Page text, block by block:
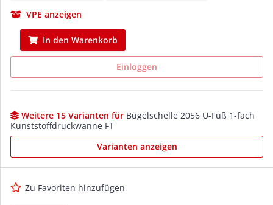
VPE anzeigen
In den Warenkorb
Einloggen
Weitere 15 Varianten für Bügelschelle 2056 U-Fuß 1-fach
Kunststoffdruckwanne FT
Varianten anzeigen
Zu Favoriten hinzufügen